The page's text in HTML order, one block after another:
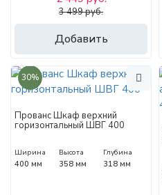
Добавить
3 499 руб.
30%
Прованс Шкаф верхний
горизонтальный ШВГ 400
Ширина
400 мм
Высота
358 мм
Глубина
318 мм